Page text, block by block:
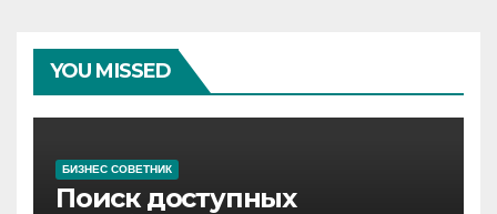
YOU MISSED
БИЗНЕС СОВЕТНИК
Поиск доступных